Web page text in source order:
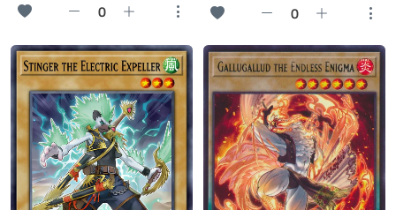
0
0